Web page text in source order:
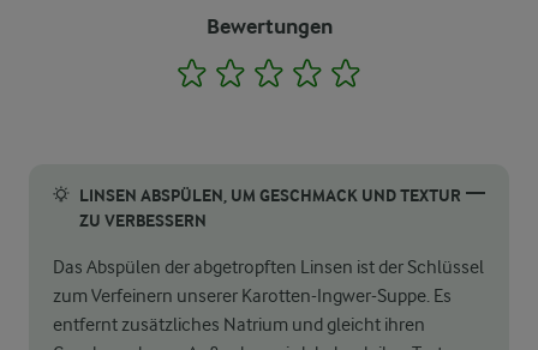
Bewertungen
1 2 3 4
LINSEN ABSPÜLEN, UM GESCHMACK UND TEXTUR
ZU VERBESSERN
Das Abspülen der abgetropften Linsen ist der Schlüssel
zum Verfeinern unserer Karotten-Ingwer-Suppe. Es
entfernt zusätzliches Natrium und gleicht ihren